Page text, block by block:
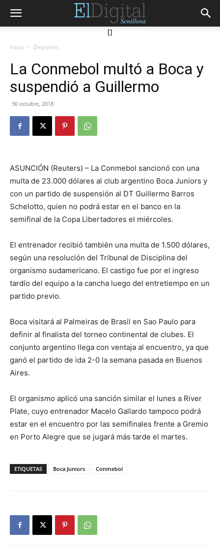
[]
Inicio Deportes
La Conmebol multó a Boca y
suspendió a Guillermo
30 octubre, 2018
ASUNCIÓN (Reuters) – La Conmebol sancionó con una
multa de 23.000 dólares al club argentino Boca Juniors y
con un partido de suspensión al DT Guillermo Barros
Schelotto, quien no podrá estar en el banco en la
semifinal de la Copa Libertadores el miércoles.
El entrenador recibió también una multa de 1.500 dólares,
según una resolución del Tribunal de Disciplina del
organismo sudamericano. El castigo fue por el ingreso
tardío del equipo a la cancha luego del entretiempo en un
partido previo.
Boca visitará al Palmeiras de Brasil en Sao Paulo para
definir al finalista del torneo continental de clubes. El
conjunto argentino llega con ventaja al encuentro, ya que
ganó el partido de ida 2-0 la semana pasada en Buenos
Aires.
El organismo aplicó una sanción similar el lunes a River
Plate, cuyo entrenador Macelo Gallardo tampoco podrá
estar en el encuentro por las semifinales frente a Gremio
en Porto Alegre que se jugará más tarde el martes.
ETIQUETAS Boca Juniors Conmebol